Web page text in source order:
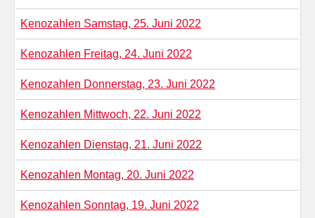
Kenozahlen Samstag, 25. Juni 2022
Kenozahlen Freitag, 24. Juni 2022
Kenozahlen Donnerstag, 23. Juni 2022
Kenozahlen Mittwoch, 22. Juni 2022
Kenozahlen Dienstag, 21. Juni 2022
Kenozahlen Montag, 20. Juni 2022
Kenozahlen Sonntag, 19. Juni 2022